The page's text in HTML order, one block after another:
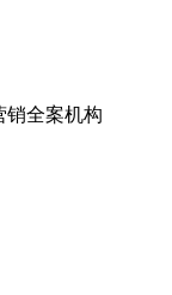
销全案机构